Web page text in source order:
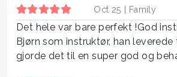
Oct 25 | Family
Det hele var bare perfekt !God
Bjørn som instruktør, han
gjorde det til en super god og